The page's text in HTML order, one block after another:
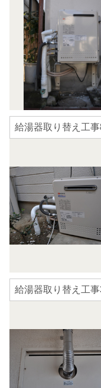
給湯器取り替え工
給湯器取り替え工